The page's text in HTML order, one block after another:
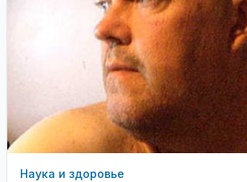
Наука и здоровье